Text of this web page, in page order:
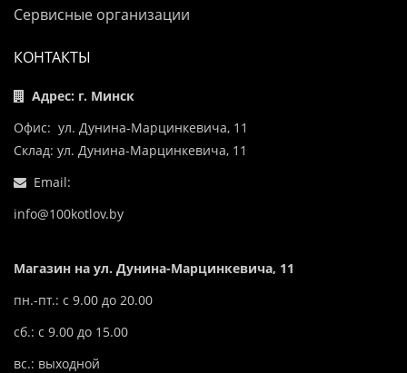
Сервисные организации
КОНТАКТЫ
Адрес: г. Минск
Офис: ул. Дунина-Марцинкевича, 11
Склад: ул. Дунина-Марцинкевича, 11
Email:
info@100kotlov.by
Магазин на ул. Дунина-Марцинкевича, 11
пн.-пт.: с 9.00 до 20.00
сб.: с 9.00 до 15.00
вс.: выходной